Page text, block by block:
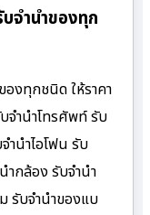
จำนำของทุก
องทุกชนิด ให้ราคา
จำนำโทรศัพท์ รับ
ำนำไอโฟน รับ
ำกล้อง รับจำนำ
รับจำนำของแบ